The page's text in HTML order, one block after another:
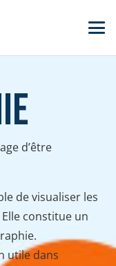
d’être
de visualiser les
constitue un
utile dans